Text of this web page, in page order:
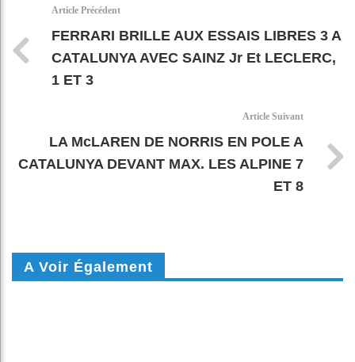
Article Précédent
FERRARI BRILLE AUX ESSAIS LIBRES 3 A
CATALUNYA AVEC SAINZ Jr Et LECLERC,
1 ET 3
Article Suivant
LA McLAREN DE NORRIS EN POLE A
CATALUNYA DEVANT MAX. LES ALPINE 7
ET 8
A Voir Également